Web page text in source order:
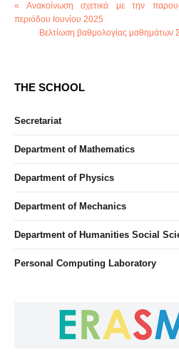
« Ανακοίνωση σχετικά με την
περιόδου Ιουνίου 2025
Βελτίωση βαθμολογίας
THE SCHOOL
Secretariat
Department of Mathematics
Department of Physics
Department of Mechanics
Department of Humanities Social
Personal Computing Laboratory